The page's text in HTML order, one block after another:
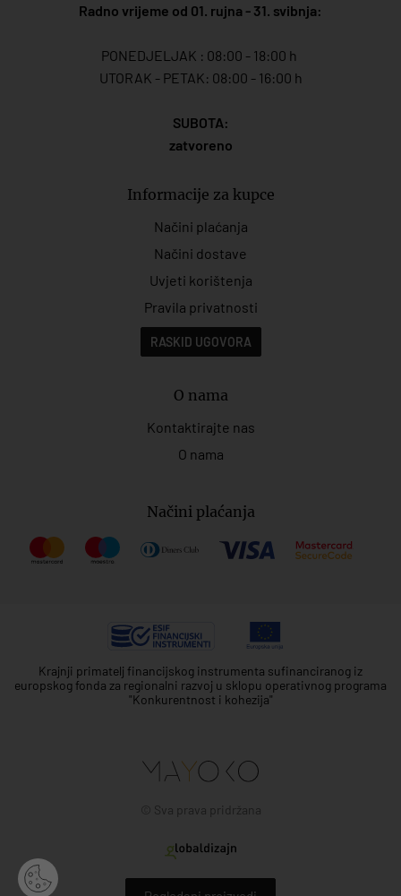
Radno vrijeme od 01. rujna - 31. svibnja:
PONEDJELJAK : 08:00 - 18:00 h
UTORAK - PETAK: 08:00 - 16:00 h
SUBOTA:
zatvoreno
Informacije za kupce
Načini plaćanja
Načini dostave
Uvjeti korištenja
Pravila privatnosti
RASKID UGOVORA
O nama
Kontaktirajte nas
O nama
Načini plaćanja
Krajnji primatelj financijskog instrumenta sufinanciranog iz
europskog fonda za regionalni razvoj u sklopu operativnog programa
"Konkurentnost i kohezija"
© Sva prava pridržana